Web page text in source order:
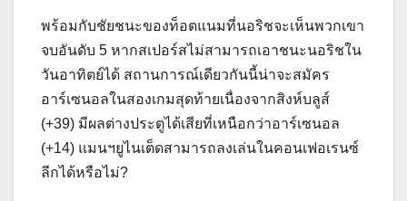
พร้อมกับชัยชนะของท็อตแนมที่นอริชจะเห็นพวกเขา
จบอันดับ 5 หากสเปอร์สไม่สามารถเอาชนะนอริชใน
วันอาทิตย์ได้ สถานการณ์เดียวกันนี้น่าจะสมัคร
อาร์เซนอลในสองเกมสุดท้ายเนื่องจากสิงห์บลูส์
(+39) มีผลต่างประตูได้เสียที่เหนือกว่าอาร์เซนอล
(+14) แมนฯยูไนเต็ดสามารถลงเล่นในคอนเฟอเรนซ์
ลีกได้หรือไม่?